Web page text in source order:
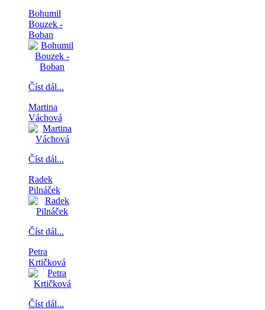
Bohumil
Bouzek -
Boban
Číst dál...
Martina
Váchová
Číst dál...
Radek
Pilnáček
Číst dál...
Petra
Krtičková
Číst dál...